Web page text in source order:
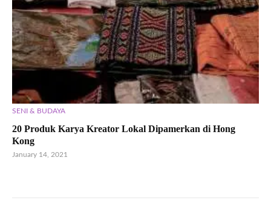
SENI & BUDAYA
20 Produk Karya Kreator Lokal Dipamerkan di Hong
Kong
January 14, 2021